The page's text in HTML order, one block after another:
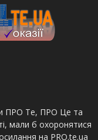
ПРО Те, ПРО Це та
мали б охоронятися
на PRO.te.ua